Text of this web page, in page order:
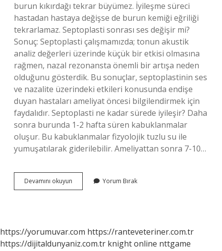
burun kıkırdağı tekrar büyümez. İyileşme süreci
hastadan hastaya değişse de burun kemiği eğriliği
tekrarlamaz. Septoplasti sonrası ses değişir mi?
Sonuç: Septoplasti çalışmamızda; tonun akustik
analiz değerleri üzerinde küçük bir etkisi olmasına
rağmen, nazal rezonansta önemli bir artışa neden
olduğunu gösterdik. Bu sonuçlar, septoplastinin ses
ve nazalite üzerindeki etkileri konusunda endişe
duyan hastaları ameliyat öncesi bilgilendirmek için
faydalıdır. Septoplasti ne kadar sürede iyileşir? Daha
sonra burunda 1-2 hafta süren kabuklanmalar
oluşur. Bu kabuklanmalar fizyolojik tuzlu su ile
yumuşatılarak giderilebilir. Ameliyattan sonra 7-10…
Devamını okuyun Septoplasti
Tekrarlar
Yorum Bırak
https://yorumuvar.com https://ranteveteriner.com.tr
https://dijitaldunyaniz.com.tr knight online nttgame